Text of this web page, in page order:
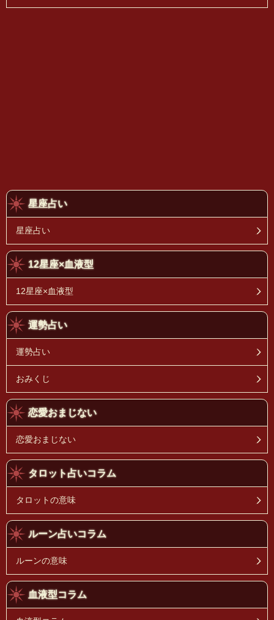
星座占い
星座占い
12星座×血液型
12星座×血液型
運勢占い
運勢占い
おみくじ
恋愛おまじない
恋愛おまじない
タロット占いコラム
タロットの意味
ルーン占いコラム
ルーンの意味
血液型コラム